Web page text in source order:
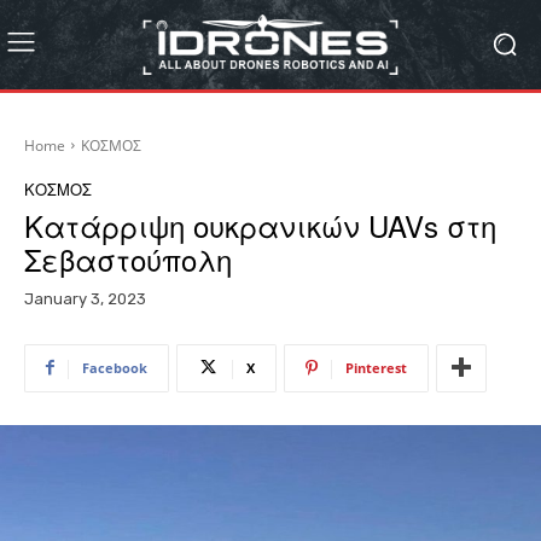
Home ΚΟΣΜΟΣ
ΚΟΣΜΟΣ
Κατάρριψη ουκρανικών UAVs στη
Σεβαστούπολη
January 3, 2023
Facebook X Pinterest